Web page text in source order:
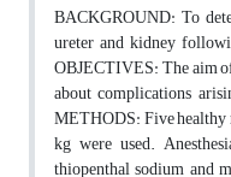
BACKGROUND: To
ureter and kidney
OBJECTIVES: The aim
about complications
METHODS: Five
kg were used.
thiopenthal sodium and